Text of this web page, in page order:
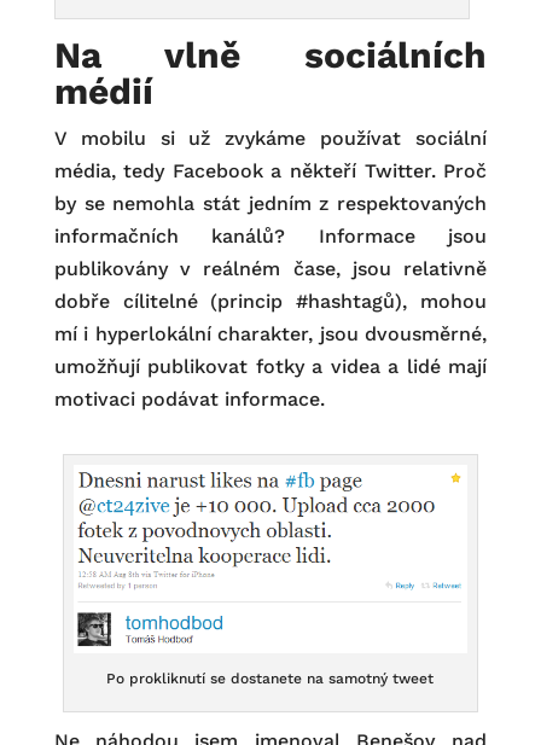
Na vlně sociálních
médií
V mobilu si už zvykáme používat sociální
média, tedy Facebook a někteří Twitter. Proč
by se nemohla stát jedním z respektovaných
informačních kanálů? Informace jsou
publikovány v reálném čase, jsou relativně
dobře cílitelné (princip #hashtagů), mohou
mí i hyperlokální charakter, jsou dvousměrné,
umožňují publikovat fotky a videa a lidé mají
motivaci podávat informace.
Po prokliknutí se dostanete na samotný tweet